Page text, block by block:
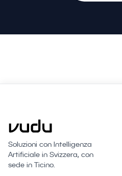
Soluzioni con Intelligenza
Artificiale in Svizzera, con
sede in Ticino.